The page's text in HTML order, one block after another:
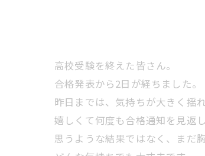
高校受験を終えた皆さん。
合格発表から2日が経ちました。
昨日までは、気持ちが大きく揺
嬉しくて何度も合格通知を見返し
思うような結果ではなく、まだ